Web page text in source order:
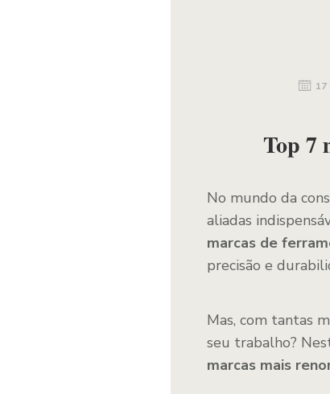
17
Top 7
No mundo da
aliadas
marcas de
precisão e
Mas, com tantas
seu trabalho?
marcas mais